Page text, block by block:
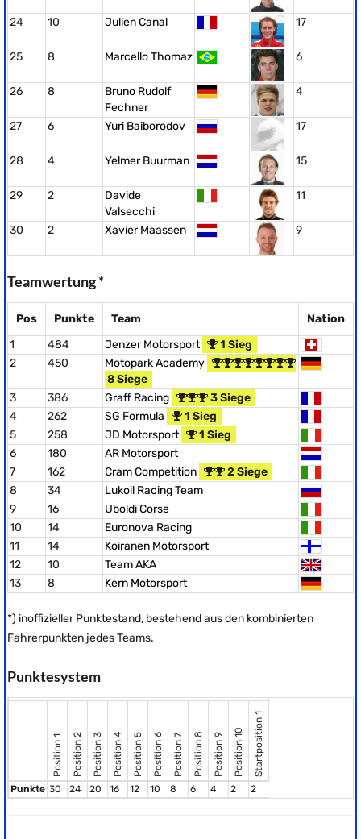
24 10 Julien Canal 17
25 8 Marcello Thomaz 6
26 8
Bruno Rudolf
Fechner
4
27 6 Yuri Baiborodov 17
28 4 Yelmer Buurman 15
29 2
Davide
Valsecchi
11
30 2 Xavier Maassen 9
Teamwertung *
Pos Punkte Team
Nation
1
484 Jenzer Motorsport
1 Sieg
2
450
Motopark Academy
8 Siege
3
386 Graff Racing
3 Siege
4
262 SG Formula
1 Sieg
5
258 JD Motorsport
1 Sieg
6
180
AR Motorsport
7
162 Cram Competition
2 Siege
8
34
Lukoil Racing Team
9
16
Uboldi Corse
10
14
Euronova Racing
11
14
Koiranen Motorsport
12
10
Team AKA
13
8 Kern Motorsport
*) inoffizieller Punktestand, bestehend aus den kombinierten
Fahrerpunkten jedes Teams.
Punktesystem
Position 1 Position 2 Position 3 Position 4 Position 5 Position 6 Position 7 Position 8 Position 9 Position 10 Startposition 1
Punkte 30 24 20 16 12 10 8 6 4 2 2